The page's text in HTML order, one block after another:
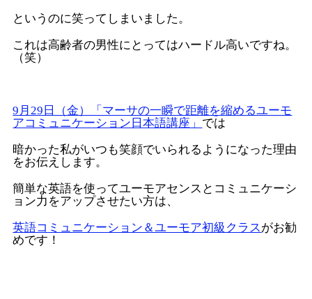
というのに笑ってしまいました。
これは高齢者の男性にとってはハードル高いですね。
（笑）
9月29日（金）「マーサの一瞬で距離を縮めるユーモ
アコミュニケーション日本語講座」 では
暗かった私がいつも笑顔でいられるようになった理由
をお伝えします。
簡単な英語を使ってユーモアセンスとコミュニケーシ
ョン力をアップさせたい方は、
英語コミュニケーション＆ユーモア初級クラスがお勧
めです！